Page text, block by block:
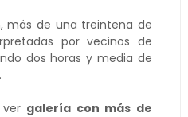
más de una treintena de
por vecinos de
dos horas y media de
galería con más de